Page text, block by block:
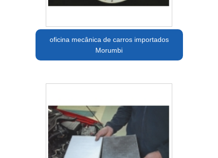
oficina mecânica de carros importados
Morumbi